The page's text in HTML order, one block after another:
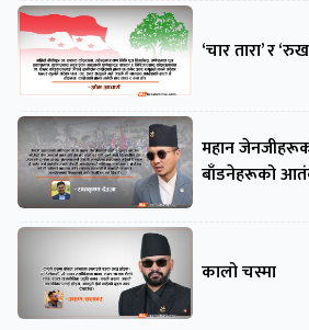
‘चार तारा’ र
महान
बाँडनेहरूको
कालो चस्मा